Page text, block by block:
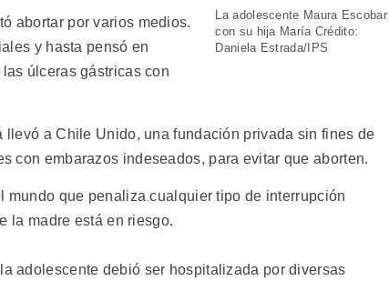
La adolescente Maura Escobar
con su hija María Crédito:
Daniela Estrada/IPS
abortar por varios medios.
y hasta pensó en
úlceras gástricas con
a Chile Unido, una fundación privada sin fines de
con embarazos indeseados, para evitar que aborten.
mundo que penaliza cualquier tipo de interrupción
la madre está en riesgo.
adolescente debió ser hospitalizada por diversas